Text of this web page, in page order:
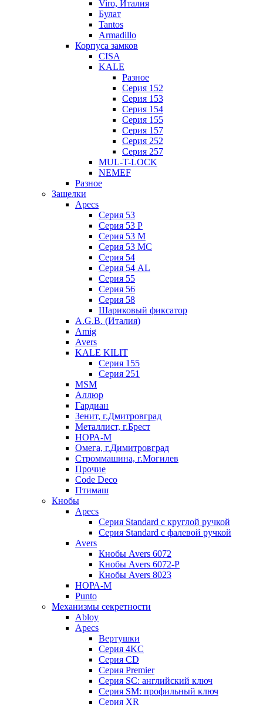
Viro, Италия
Булат
Tantos
Armadillo
Корпуса замков
CISA
KALE
Разное
Серия 152
Серия 153
Серия 154
Серия 155
Серия 157
Серия 252
Серия 257
MUL-T-LOCK
NEMEF
Разное
Защелки
Apecs
Серия 53
Серия 53 P
Серия 53 М
Серия 53 МC
Серия 54
Серия 54 AL
Серия 55
Серия 56
Серия 58
Шариковый фиксатор
A.G.B. (Италия)
Amig
Avers
KALE KILIT
Серия 155
Серия 251
MSM
Аллюр
Гардиан
Зенит, г.Дмитровград
Металлист, г.Брест
НОРА-М
Омега, г.Димитровград
Строммашина, г.Могилев
Прочие
Code Deco
Птимаш
Кнобы
Apecs
Серия Standard с круглой ручкой
Серия Standard с фалевой ручкой
Avers
Кнобы Avers 6072
Кнобы Avers 6072-P
Кнобы Avers 8023
НОРА-М
Punto
Механизмы секретности
Abloy
Apecs
Вертушки
Серия 4KC
Серия CD
Серия Premier
Серия SC: английский ключ
Серия SM: профильный ключ
Серия XR